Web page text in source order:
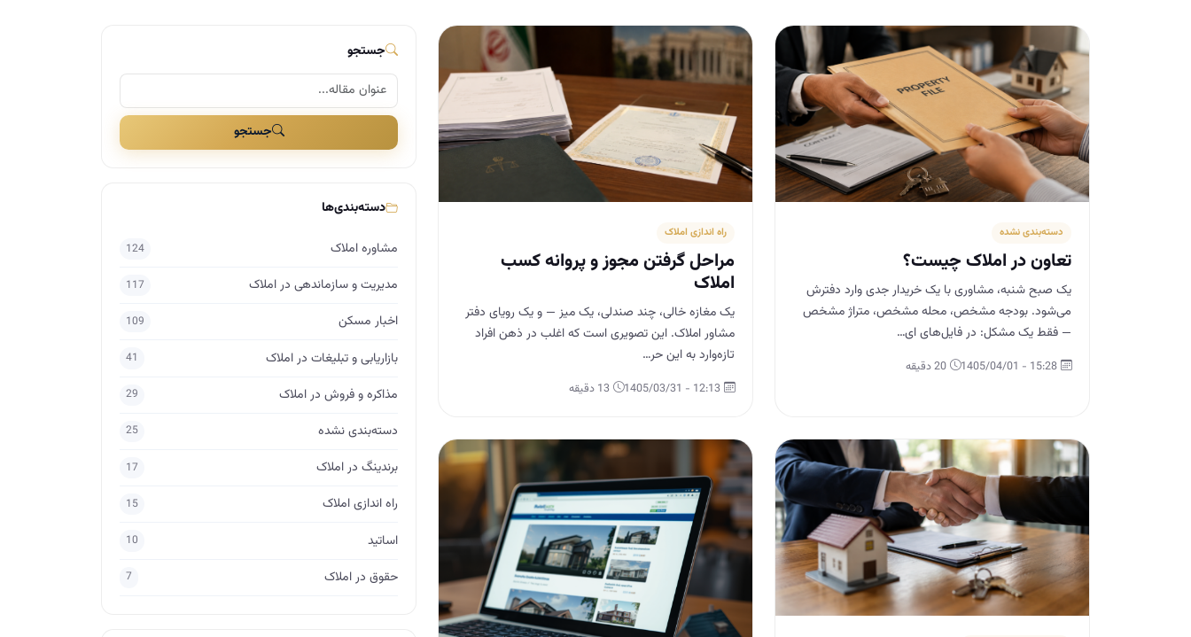
دسته‌بندی نشده
تعاون در املاک چیست؟
یک صبح شنبه، مشاوری با یک خریدار جدی وارد دفترش
می‌شود. بودجه مشخص، محله مشخص، متراژ مشخص
— فقط یک مشکل: در فایل‌های ای…
15:28 - 1405/04/01 20 دقیقه
راه اندازی املاک
مراحل گرفتن مجوز و پروانه کسب
املاک
یک مغازه خالی، چند صندلی، یک میز — و یک رویای دفتر
مشاور املاک. این تصویری است که اغلب در ذهن افراد
تازه‌وارد به این حر…
12:13 - 1405/03/31 13 دقیقه
جستجو
جستجو
دسته‌بندی‌ها
مشاوره املاک 124
مدیریت و سازماندهی در املاک 117
اخبار مسکن 109
بازاریابی و تبلیغات در املاک 41
مذاکره و فروش در املاک 29
دسته‌بندی نشده 25
برندینگ در املاک 17
راه اندازی املاک 15
اساتید 10
حقوق در املاک 7